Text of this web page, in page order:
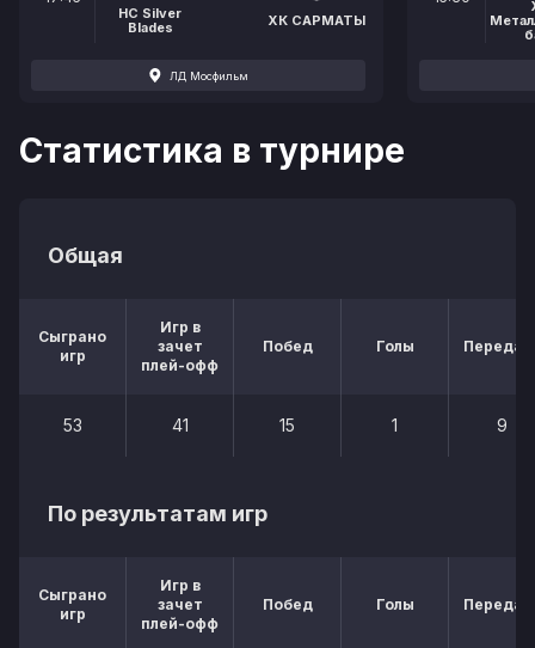
HC Silver
Blades
ХК САРМАТЫ
ЛД Мосфильм
Статистика в турнире
Общая
Сыграно
игр
Игр в
зачет
плей-офф
Побед Голы
53 41 15 1 9
По результатам игр
Сыграно
игр
Игр в
зачет
плей-офф
Побед Голы